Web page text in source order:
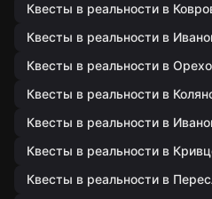
Квесты в реальности в
Квесты в реальности в
Квесты в реальности в
Квесты в реальности в
Квесты в реальности в
Квесты в реальности в
Квесты в реальности в